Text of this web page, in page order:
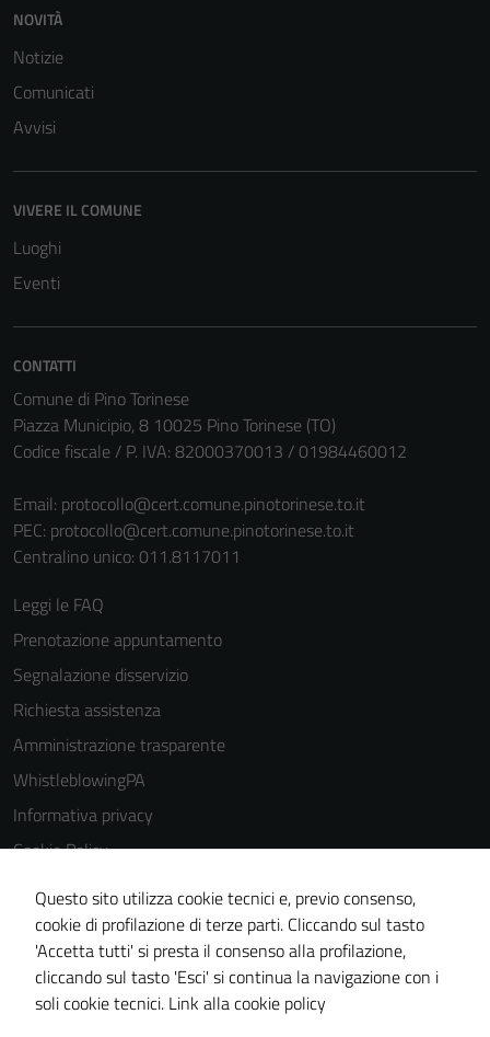
NOVITÀ
Notizie
Comunicati
Avvisi
VIVERE IL COMUNE
Luoghi
Eventi
CONTATTI
Comune di Pino Torinese
Piazza Municipio, 8 10025 Pino Torinese (TO)
Codice fiscale / P. IVA: 82000370013 / 01984460012
Email: protocollo@cert.comune.pinotorinese.to.it
PEC: protocollo@cert.comune.pinotorinese.to.it
Centralino unico: 011.8117011
Leggi le FAQ
Prenotazione appuntamento
Segnalazione disservizio
Richiesta assistenza
Amministrazione trasparente
WhistleblowingPA
Informativa privacy
Cookie Policy
Note legali
Dichiarazione di accessibilità
Piano di miglioramento del sito
Certificazione sistema gestione qualità
Questo sito utilizza cookie tecnici e, previo consenso,
cookie di profilazione di terze parti. Cliccando sul tasto
'Accetta tutti' si presta il consenso alla profilazione,
cliccando sul tasto 'Esci' si continua la navigazione con i
soli cookie tecnici. Link alla cookie policy